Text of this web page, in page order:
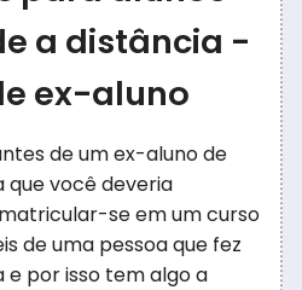
a distância -
ex-aluno
de um ex-aluno de
que você deveria
se em um curso
de uma pessoa que fez
e por isso tem algo a